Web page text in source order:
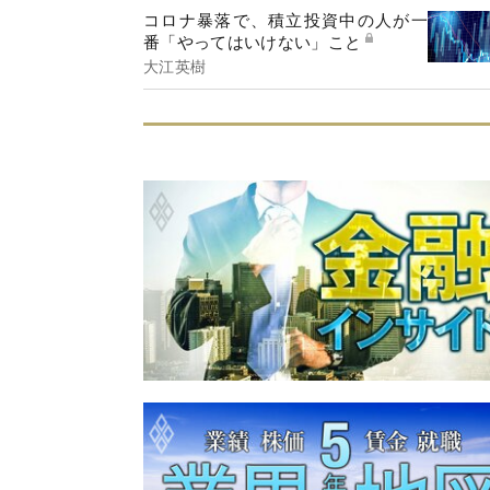
コロナ暴落で、積立投資中の人が一
番「やってはいけない」こと
大江英樹